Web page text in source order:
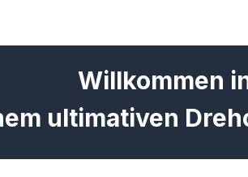
Willkommen
ultimativen